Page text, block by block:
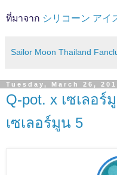
ที่มาจาก シリコーン アイ
Sailor Moon Thailand
Tuesday, March 26,
Q-pot. x เซเลอร์
เซเลอร์มูน 5